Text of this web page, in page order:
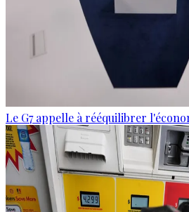
Le G7 appelle à rééquilibrer